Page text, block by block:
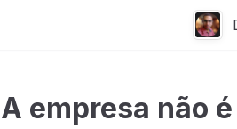
A empresa não